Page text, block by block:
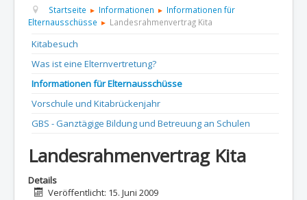
Startseite Über uns Aktuelles Termine
Informationen
Kontakt
Startseite Informationen
Informationen für
Elternausschüsse
Landesrahmenvertrag Kita
Kitabesuch
Was ist eine Elternvertretung?
Informationen für Elternausschüsse
Vorschule und Kitabrückenjahr
GBS - Ganztägige Bildung und Betreuung an Schulen
Landesrahmenvertrag Kita
Details
Veröffentlicht: 15. Juni 2009